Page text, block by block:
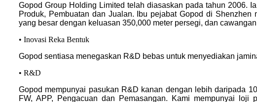
Gopod Group Holding Limited telah diasaskan pada tahun 2006.
Produk, Pembuatan dan Jualan. Ibu pejabat Gopod di
yang besar dengan keluasan 350,000 meter persegi, dan
• Inovasi Reka Bentuk
Gopod sentiasa menegaskan R&D bebas untuk menyediakan
• R&D
Gopod mempunyai pasukan R&D kanan dengan lebih daripada
FW, APP, Pengacuan dan Pemasangan. Kami mempunyai